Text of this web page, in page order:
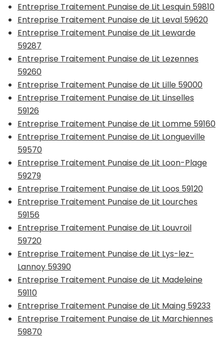
Entreprise Traitement Punaise de Lit Lesquin 59810
Entreprise Traitement Punaise de Lit Leval 59620
Entreprise Traitement Punaise de Lit Lewarde
59287
Entreprise Traitement Punaise de Lit Lezennes
59260
Entreprise Traitement Punaise de Lit Lille 59000
Entreprise Traitement Punaise de Lit Linselles
59126
Entreprise Traitement Punaise de Lit Lomme 59160
Entreprise Traitement Punaise de Lit Longueville
59570
Entreprise Traitement Punaise de Lit Loon-Plage
59279
Entreprise Traitement Punaise de Lit Loos 59120
Entreprise Traitement Punaise de Lit Lourches
59156
Entreprise Traitement Punaise de Lit Louvroil
59720
Entreprise Traitement Punaise de Lit Lys-lez-
Lannoy 59390
Entreprise Traitement Punaise de Lit Madeleine
59110
Entreprise Traitement Punaise de Lit Maing 59233
Entreprise Traitement Punaise de Lit Marchiennes
59870